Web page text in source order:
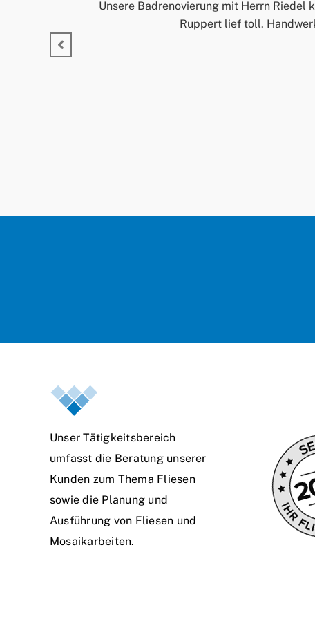
Unsere Badrenovierung mit Herrn Riedel
Ruppert lief toll.
Unser Tätigkeitsbereich
umfasst die Beratung unserer
Kunden zum Thema Fliesen
sowie die Planung und
Ausführung von Fliesen und
Mosaikarbeiten.